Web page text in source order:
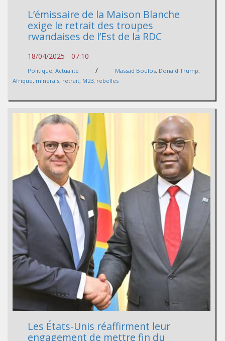
L’émissaire de la Maison Blanche
exige le retrait des troupes
rwandaises de l’Est de la RDC
18/04/2025 - 07:10
Politique, Actualité / Massad Boulos, Donald Trump,
Afrique, minerais, retrait, M23, rebelles
Les États-Unis réaffirment leur
engagement de mettre fin du